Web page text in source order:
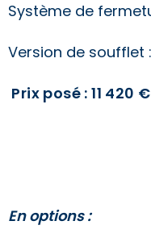
Système de
Version de soufflet
Prix posé : 11 420 €
En options :